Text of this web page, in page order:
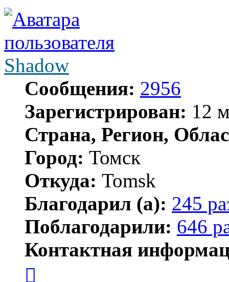
Shadow
Сообщения: 2956
Зарегистрирован: 12
Страна, Регион,
Город: Томск
Откуда: Tomsk
Благодарил (а): 245
Поблагодарили: 646
Контактная